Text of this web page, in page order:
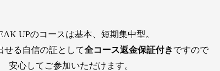
UPのコースは基本、短期集中型。
せる自信の証として全コース返金保証付き ですので
安心してご参加いただけます。